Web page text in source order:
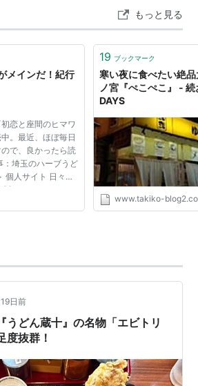
新店舗で営業を再開しています。 お
もっと見る
メインだ！紀行
恋と座間のヒマワ
。最近、ほぼ毎日
で、良かったら読
：埼玉のハーブうど
個人サイト 日々の
阪うどん……それ
。 大阪では、おつ
19 ブックマーク
寒い夜に食べたい絶
ノ宮『ぺこぺこ』 -
DAYS
www.takiko-
19日前
うどん蔵十』の名物「エビトリ
度抜群！